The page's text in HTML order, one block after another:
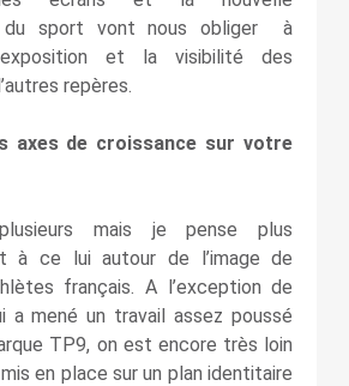
du sport vont nous obliger à
et la visibilité des
repères.
axes de croissance sur votre
mais je pense plus
à ce lui autour de l’image de
français. A l’exception de
a mené un travail assez poussé
TP9, on est encore très loin
en place sur un plan identitaire